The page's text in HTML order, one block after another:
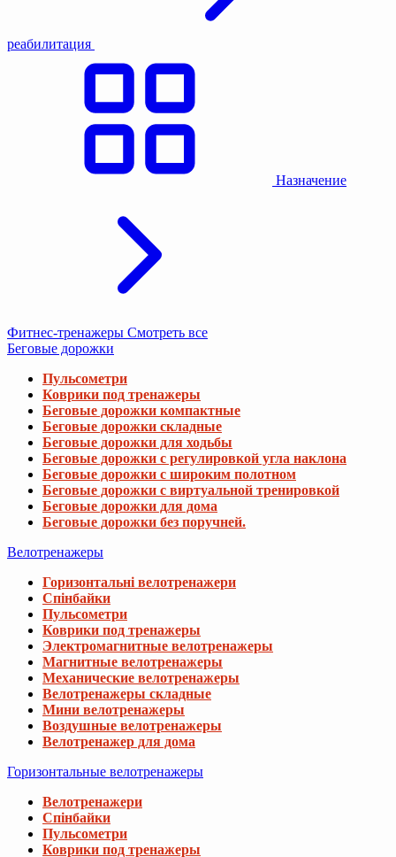
реабилитация
Назначение
Фитнес-тренажеры Смотреть все
Беговые дорожки
Пульсометри
Коврики под тренажеры
Беговые дорожки компактные
Беговые дорожки складные
Беговые дорожки для ходьбы
Беговые дорожки с регулировкой угла наклона
Беговые дорожки с широким полотном
Беговые дорожки с виртуальной тренировкой
Беговые дорожки для дома
Беговые дорожки без поручней.
Велотренажеры
Горизонтальні велотренажери
Спінбайки
Пульсометри
Коврики под тренажеры
Электромагнитные велотренажеры
Магнитные велотренажеры
Механические велотренажеры
Велотренажеры складные
Мини велотренажеры
Воздушные велотренажеры
Велотренажер для дома
Горизонтальные велотренажеры
Велотренажери
Спінбайки
Пульсометри
Коврики под тренажеры